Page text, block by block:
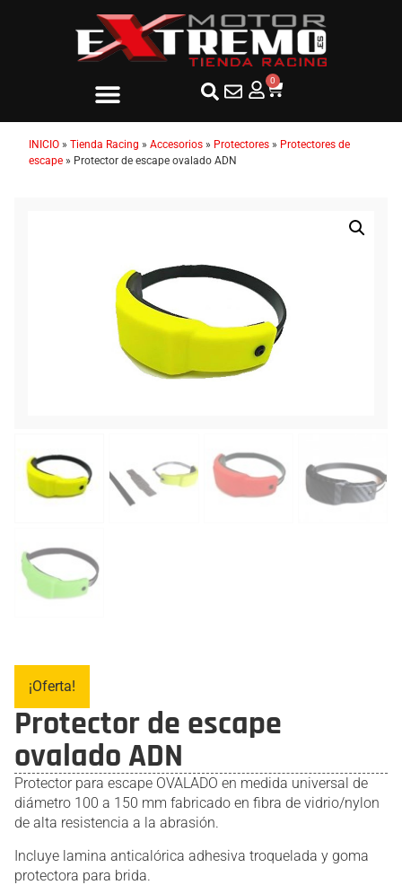
0
INICIO » Tienda Racing » Accesorios » Protectores » Protectores de
escape » Protector de escape ovalado ADN
¡Oferta!
Protector de escape
ovalado ADN
Protector para escape OVALADO en medida universal de
diámetro 100 a 150 mm fabricado en fibra de vidrio/nylon
de alta resistencia a la abrasión.
Incluye lamina anticalórica adhesiva troquelada y goma
protectora para brida.